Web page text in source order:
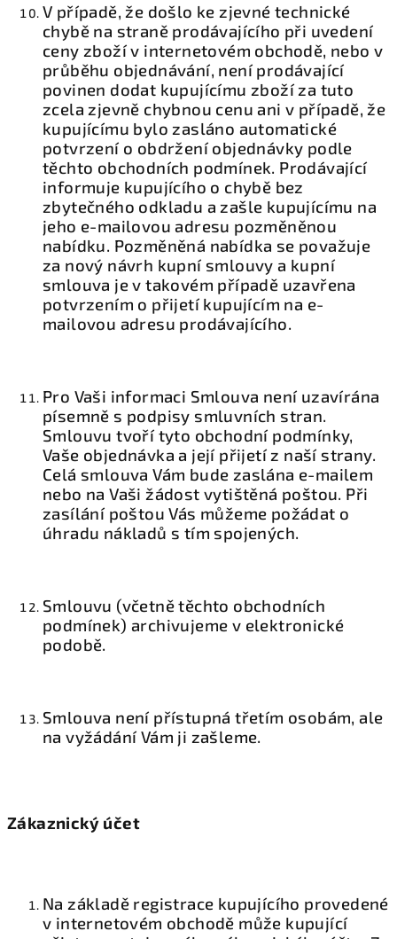
V případě, že došlo ke zjevné technické
chybě na straně prodávajícího při uvedení
ceny zboží v internetovém obchodě, nebo v
průběhu objednávání, není prodávající
povinen dodat kupujícímu zboží za tuto
zcela zjevně chybnou cenu ani v případě, že
kupujícímu bylo zasláno automatické
potvrzení o obdržení objednávky podle
těchto obchodních podmínek. Prodávající
informuje kupujícího o chybě bez
zbytečného odkladu a zašle kupujícímu na
jeho e-mailovou adresu pozměněnou
nabídku. Pozměněná nabídka se považuje
za nový návrh kupní smlouvy a kupní
smlouva je v takovém případě uzavřena
potvrzením o přijetí kupujícím na e-
mailovou adresu prodávajícího.
Pro Vaši informaci Smlouva není uzavírána
písemně s podpisy smluvních stran.
Smlouvu tvoří tyto obchodní podmínky,
Vaše objednávka a její přijetí z naší strany.
Celá smlouva Vám bude zaslána e-mailem
nebo na Vaši žádost vytištěná poštou. Při
zasílání poštou Vás můžeme požádat o
úhradu nákladů s tím spojených.
Smlouvu (včetně těchto obchodních
podmínek) archivujeme v elektronické
podobě.
Smlouva není přístupná třetím osobám, ale
na vyžádání Vám ji zašleme.
Zákaznický účet
Na základě registrace kupujícího provedené
v internetovém obchodě může kupující